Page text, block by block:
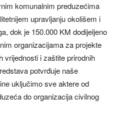
komunalnim preduzećima
upravljanju okolišem i
dok je 150.000 KM dodijeljeno
organizacijama za projekte
vrijednosti i zaštite prirodnih
potvrđuje naše
uključimo sve aktere od
do organizacija civilnog